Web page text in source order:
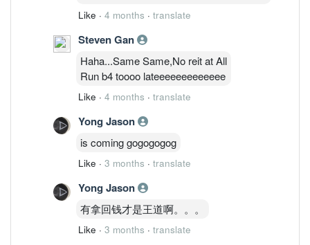
Like · 4 months · translate
Steven Gan
Haha...Same Same,No reit at All
Run b4 toooo lateeeeeeeeeeeee
Like · 4 months · translate
Yong Jason
is coming gogogogog
Like · 3 months · translate
Yong Jason
有拿回钱才是王道啊。。。
Like · 3 months · translate